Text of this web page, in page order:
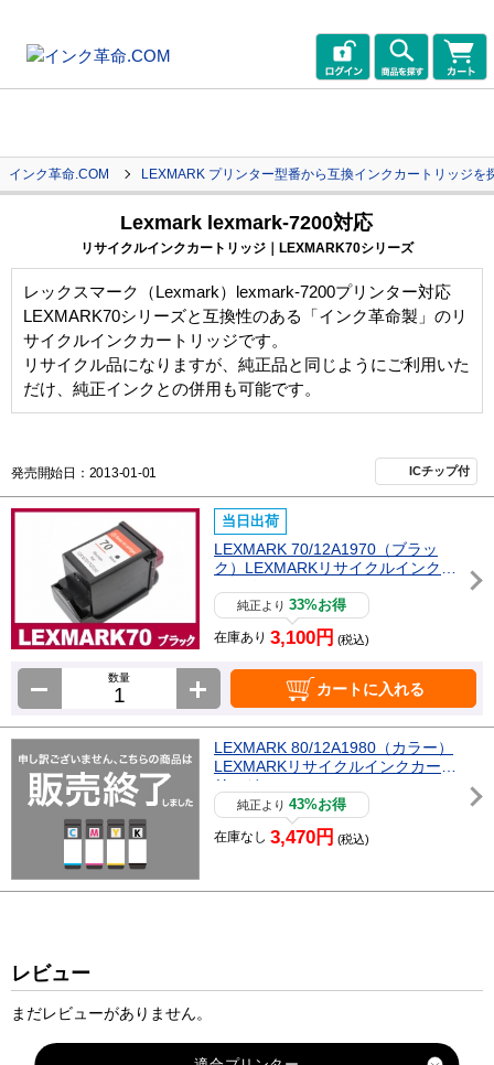
インク革命.COM LEXMARK プリンター型番から互換インクカートリッジを
Lexmark lexmark-7200対応
リサイクルインクカートリッジ｜LEXMARK70シリーズ
レックスマーク（Lexmark）lexmark-7200プリンター対応
LEXMARK70シリーズと互換性のある「インク革命製」のリ
サイクルインクカートリッジです。
リサイクル品になりますが、純正品と同じようにご利用いた
だけ、純正インクとの併用も可能です。
発売開始日：2013-01-01 ICチップ付
当日出荷
LEXMARK 70/12A1970（ブラッ
ク）LEXMARKリサイクルインクカ
純正より33%お得
在庫あり 3,100円 (税込)
数量
カートに入れる
LEXMARK 80/12A1980（カラー）
LEXMARKリサイクルインクカート
リッジ
純正より43%お得
在庫なし 3,470円 (税込)
レビュー
まだレビューがありません。